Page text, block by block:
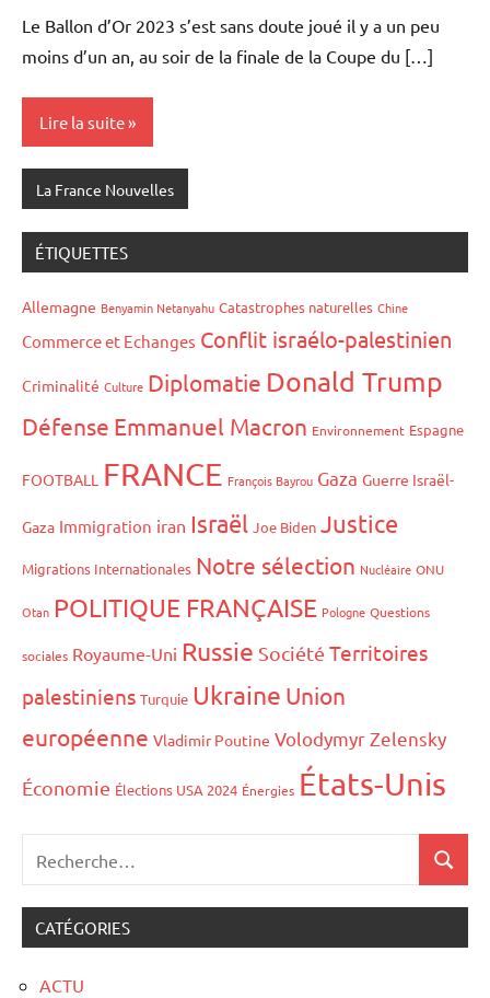
Le Ballon d’Or 2023 s’est sans doute joué il y a un peu
moins d’un an, au soir de la finale de la Coupe du […]
Lire la suite
La France Nouvelles
ÉTIQUETTES
Allemagne Benyamin Netanyahu Catastrophes naturelles Chine
Commerce et Echanges Conflit israélo-palestinien
Criminalité Culture Diplomatie Donald Trump
Défense Emmanuel Macron Environnement Espagne
FOOTBALL FRANCE François Bayrou Gaza Guerre Israël-
Gaza Immigration iran Israël Joe Biden Justice
Migrations Internationales Notre sélection Nucléaire ONU
Otan POLITIQUE FRANÇAISE Pologne Questions
sociales Royaume-Uni Russie Société Territoires
palestiniens Turquie Ukraine Union
européenne Vladimir Poutine Volodymyr Zelensky
Économie Élections USA 2024 Énergies États-Unis
CATÉGORIES
ACTU